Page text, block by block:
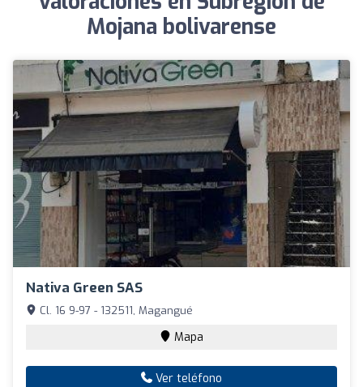
Mojana bolivarense
Nativa Green SAS
Cl. 16 9-97 - 132511, Magangué
Mapa
Ver teléfono